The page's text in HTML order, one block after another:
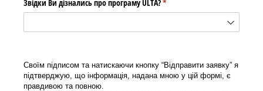
Звідки Ви дізнались про програму ULTA?*
(required)
Своїм підписом та натискаючи кнопку “Відправити заявку” я
підтверджую, що інформація, надана мною у цій формі, є
правдивою та повною.